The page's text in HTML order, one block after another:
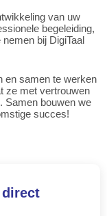
van uw
begeleiding,
bij DigiTaal
en samen te werken
ze met vertrouwen
Samen bouwen we
succes!
direct